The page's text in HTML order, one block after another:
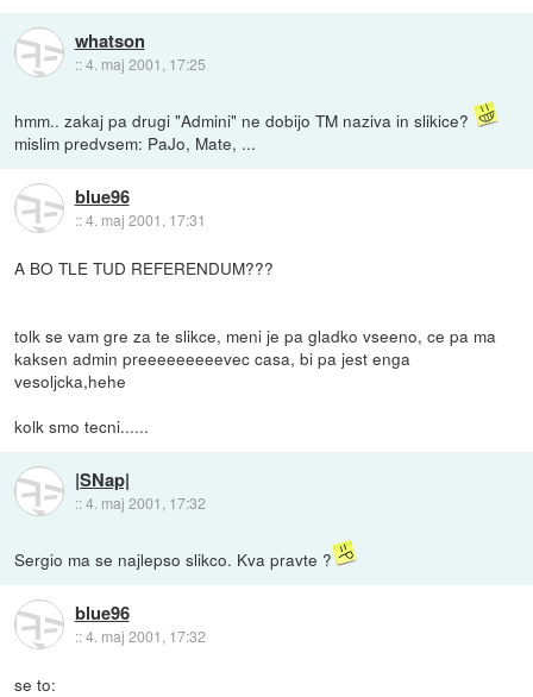
whatson
::4. maj 2001, 17:25
hmm.. zakaj pa drugi "Admini" ne dobijo TM naziva in slikice?
mislim predvsem: PaJo, Mate, ...
blue96
::4. maj 2001, 17:31
A BO TLE TUD REFERENDUM???
tolk se vam gre za te slikce, meni je pa gladko vseeno, ce pa ma
kaksen admin preeeeeeeeevec casa, bi pa jest enga
vesoljcka,hehe
kolk smo tecni......
|SNap|
::4. maj 2001, 17:32
Sergio ma se najlepso slikco. Kva pravte ?
blue96
::4. maj 2001, 17:32
se to: